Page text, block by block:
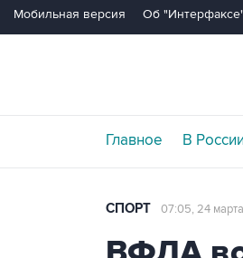
Мобильная версия Об "Интерфаксе"
Главное В
СПОРТ 07:05, 24